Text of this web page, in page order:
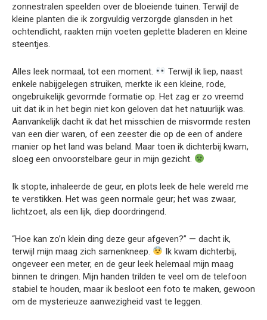
zonnestralen speelden over de bloeiende tuinen. Terwijl de
kleine planten die ik zorgvuldig verzorgde glansden in het
ochtendlicht, raakten mijn voeten geplette bladeren en kleine
steentjes.
Alles leek normaal, tot een moment.
Terwijl ik liep, naast
enkele nabijgelegen struiken, merkte ik een kleine, rode,
ongebruikelijk gevormde formatie op. Het zag er zo vreemd
uit dat ik in het begin niet kon geloven dat het natuurlijk was.
Aanvankelijk dacht ik dat het misschien de misvormde resten
van een dier waren, of een zeester die op de een of andere
manier op het land was beland. Maar toen ik dichterbij kwam,
sloeg een onvoorstelbare geur in mijn gezicht.
Ik stopte, inhaleerde de geur, en plots leek de hele wereld me
te verstikken. Het was geen normale geur; het was zwaar,
lichtzoet, als een lijk, diep doordringend.
“Hoe kan zo’n klein ding deze geur afgeven?” — dacht ik,
terwijl mijn maag zich samenkneep.
Ik kwam dichterbij,
ongeveer een meter, en de geur leek helemaal mijn maag
binnen te dringen. Mijn handen trilden te veel om de telefoon
stabiel te houden, maar ik besloot een foto te maken, gewoon
om de mysterieuze aanwezigheid vast te leggen.